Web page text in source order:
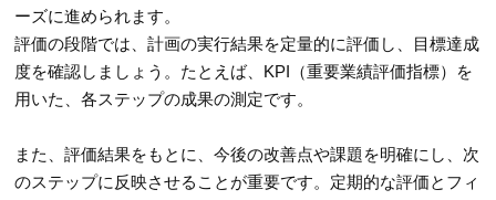
ーズに進められます。
評価の段階では、計画の実行結果を定量的に評価し、目標達成
度を確認しましょう。たとえば、KPI（重要業績評価指標）を
用いた、各ステップの成果の測定です。
また、評価結果をもとに、今後の改善点や課題を明確にし、次
のステップに反映させることが重要です。定期的な評価とフィ